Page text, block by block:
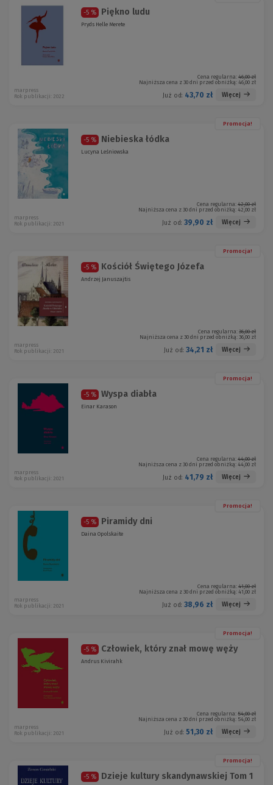
-5 % Piękno ludu
Pryds Helle Merete
Cena regularna: 46,00 zł
Najniższa cena z 30 dni przed obniżką: 46,00 zł
Już od: 43,70 zł Więcej
marpress
Rok publikacji: 2022
Promocja!
-5 % Niebieska łódka
Lucyna Leśniowska
Cena regularna: 42,00 zł
Najniższa cena z 30 dni przed obniżką: 42,00 zł
Już od: 39,90 zł Więcej
marpress
Rok publikacji: 2021
Promocja!
-5 % Kościół Świętego Józefa
Andrzej Januszajtis
Cena regularna: 36,00 zł
Najniższa cena z 30 dni przed obniżką: 36,00 zł
Już od: 34,21 zł Więcej
marpress
Rok publikacji: 2021
Promocja!
-5 % Wyspa diabła
Einar Karason
Cena regularna: 44,00 zł
Najniższa cena z 30 dni przed obniżką: 44,00 zł
Już od: 41,79 zł Więcej
marpress
Rok publikacji: 2021
Promocja!
-5 % Piramidy dni
Daina Opolskaite
Cena regularna: 41,00 zł
Najniższa cena z 30 dni przed obniżką: 41,00 zł
Już od: 38,96 zł Więcej
marpress
Rok publikacji: 2021
Promocja!
-5 % Człowiek, który znał mowę węży
Andrus Kivirahk
Cena regularna: 54,00 zł
Najniższa cena z 30 dni przed obniżką: 54,00 zł
Już od: 51,30 zł Więcej
marpress
Rok publikacji: 2021
Promocja!
-5 % Dzieje kultury skandynawskiej Tom 1